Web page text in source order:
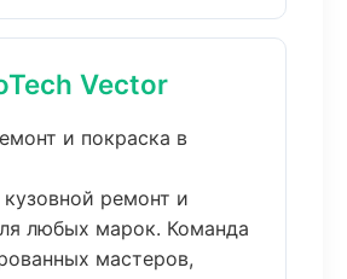
Vector
и покраска в
ремонт и
любых марок. Команда
мастеров,